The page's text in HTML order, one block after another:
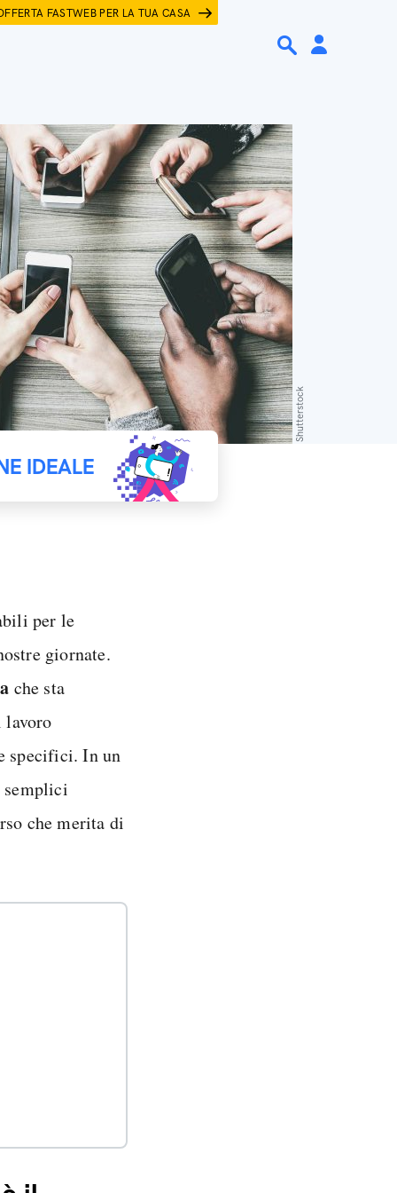
FASTWEB PER LA TUA CASA
Shutterstock
IDEALE
per le
giornate.
che sta
lavoro
specifici. In un
semplici
che merita di